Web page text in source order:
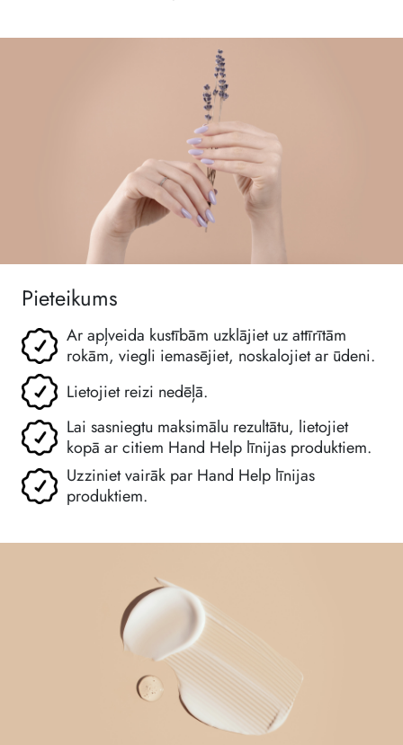
Pieteikums
Ar apļveida kustībām uzklājiet uz attīrītām
rokām, viegli iemasējiet, noskalojiet ar ūdeni.
Lietojiet reizi nedēļā.
Lai sasniegtu maksimālu rezultātu, lietojiet
kopā ar citiem Hand Help līnijas produktiem.
Uzziniet vairāk par Hand Help līnijas
produktiem.